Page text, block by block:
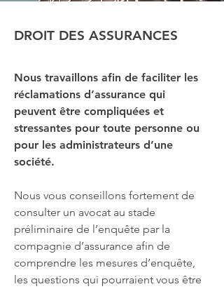
DROIT DES ASSURANCES
Nous travaillons afin de faciliter les
réclamations d’assurance qui
peuvent être compliquées et
stressantes pour toute personne ou
pour les administrateurs d’une
société.
Nous vous conseillons fortement de
consulter un avocat au stade
préliminaire de l’enquête par la
compagnie d’assurance afin de
comprendre les mesures d’enquête,
les questions qui pourraient vous être